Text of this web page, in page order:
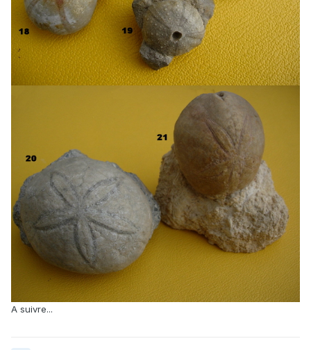
A suivre...